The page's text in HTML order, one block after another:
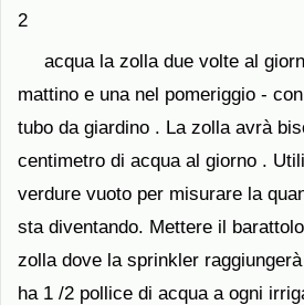
2
acqua la zolla due volte al
mattino e una nel pomeriggio -
tubo da giardino . La zolla avrà
centimetro di acqua al giorno .
verdure vuoto per misurare la
sta diventando. Mettere il
zolla dove la sprinkler
ha 1 /2 pollice di acqua a ogni